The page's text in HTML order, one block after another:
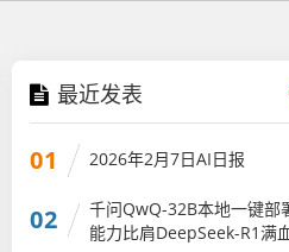
最近发表
01 2026年2月7日AI日报
02
千问QwQ-32B本地一键部
能力比肩DeepSeek-R1满